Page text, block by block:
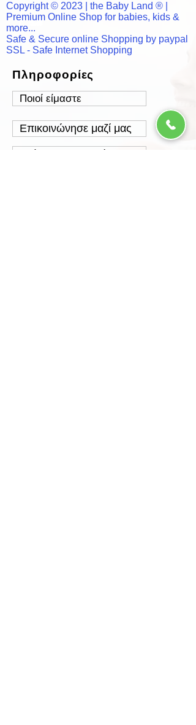
Copyright © 2023 | the Baby Land ® |
Premium Online Shop for babies, kids &
more...
Safe & Secure online Shopping by paypal
SSL - Safe Internet Shopping
Πληροφορίες
Ποιοί είμαστε
Επικοινώνησε μαζί μας
Τρόποι Παραγγελίας